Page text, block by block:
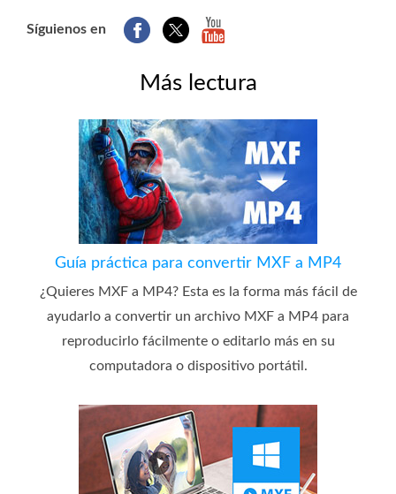
Síguienos en
Más lectura
Guía práctica para convertir MXF a MP4
¿Quieres MXF a MP4? Esta es la forma más fácil de
ayudarlo a convertir un archivo MXF a MP4 para
reproducirlo fácilmente o editarlo más en su
computadora o dispositivo portátil.